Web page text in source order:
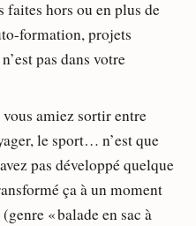
hors ou en plus de
formation, projets
pas dans votre
amiez sortir entre
le sport… n’est que
pas développé quelque
ça à un moment
« balade en sac à